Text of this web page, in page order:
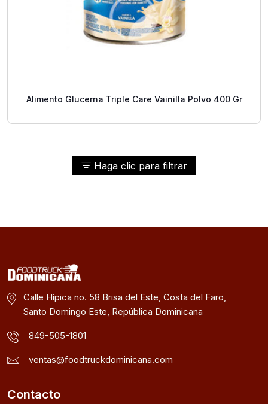
Haga clic para filtrar
Alimento Glucerna Triple Care Vainilla Polvo 400 Gr
Calle Hípica no. 58 Brisa del Este, Costa del Faro,
Santo Domingo Este, República Dominicana
849-505-1801
ventas@foodtruckdominicana.com
Contacto